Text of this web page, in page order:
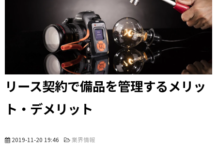
お役立ち記事へ
ノベルティ
リース契約で備品を管理するメリッ
ト・デメリット
2019-11-20 19:46 業界情報